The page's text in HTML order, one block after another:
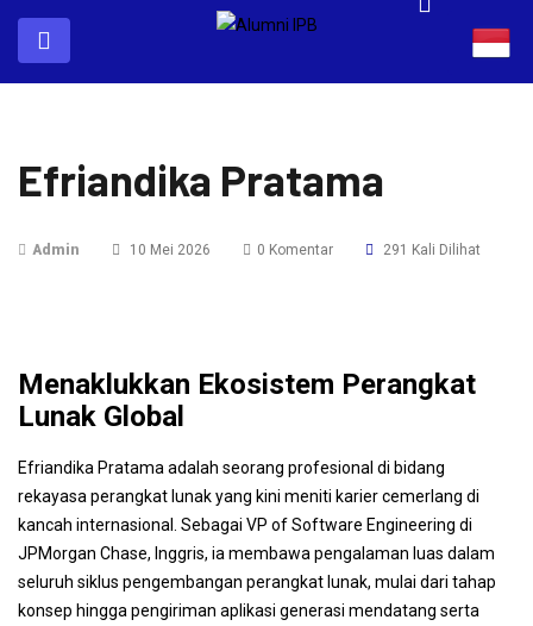
Efriandika Pratama
Admin 10 Mei 2026 0 Komentar 291 Kali Dilihat
Menaklukkan Ekosistem Perangkat
Lunak Global
Efriandika Pratama adalah seorang profesional di bidang
rekayasa perangkat lunak yang kini meniti karier cemerlang di
kancah internasional. Sebagai VP of Software Engineering di
JPMorgan Chase, Inggris, ia membawa pengalaman luas dalam
seluruh siklus pengembangan perangkat lunak, mulai dari tahap
konsep hingga pengiriman aplikasi generasi mendatang serta